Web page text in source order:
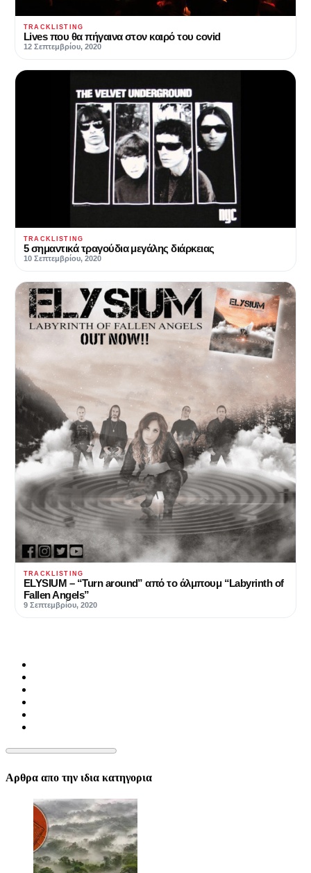
TRACKLISTING
Lives που θα πήγαινα στον καιρό του covid
12 Σεπτεμβρίου, 2020
TRACKLISTING
5 σημαντικά τραγούδια μεγάλης διάρκειας
10 Σεπτεμβρίου, 2020
TRACKLISTING
ELYSIUM – “Turn around” από το άλμπουμ “Labyrinth of
Fallen Angels”
9 Σεπτεμβρίου, 2020
Αρθρα απο την ιδια κατηγορια